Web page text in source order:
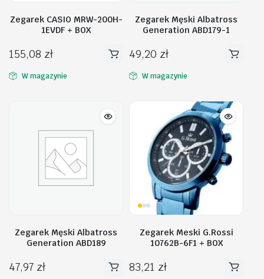
Zegarek CASIO MRW-200H-
1EVDF + BOX
155,08 zł
W magazynie
Zegarek Męski Albatross
Generation ABD179-1
49,20 zł
W magazynie
Zegarek Męski Albatross
Generation ABD189
47,97 zł
Zegarek Meski G.Rossi
10762B-6F1 + BOX
83,21 zł